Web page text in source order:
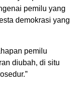
pemilu yang
demokrasi yang
pemilu
diubah, di situ